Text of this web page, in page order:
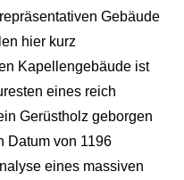
Gebäude
len hier kurz
Kapellengebäude ist
eines reich
Gerüstholz geborgen
Datum von 1196
eines massiven